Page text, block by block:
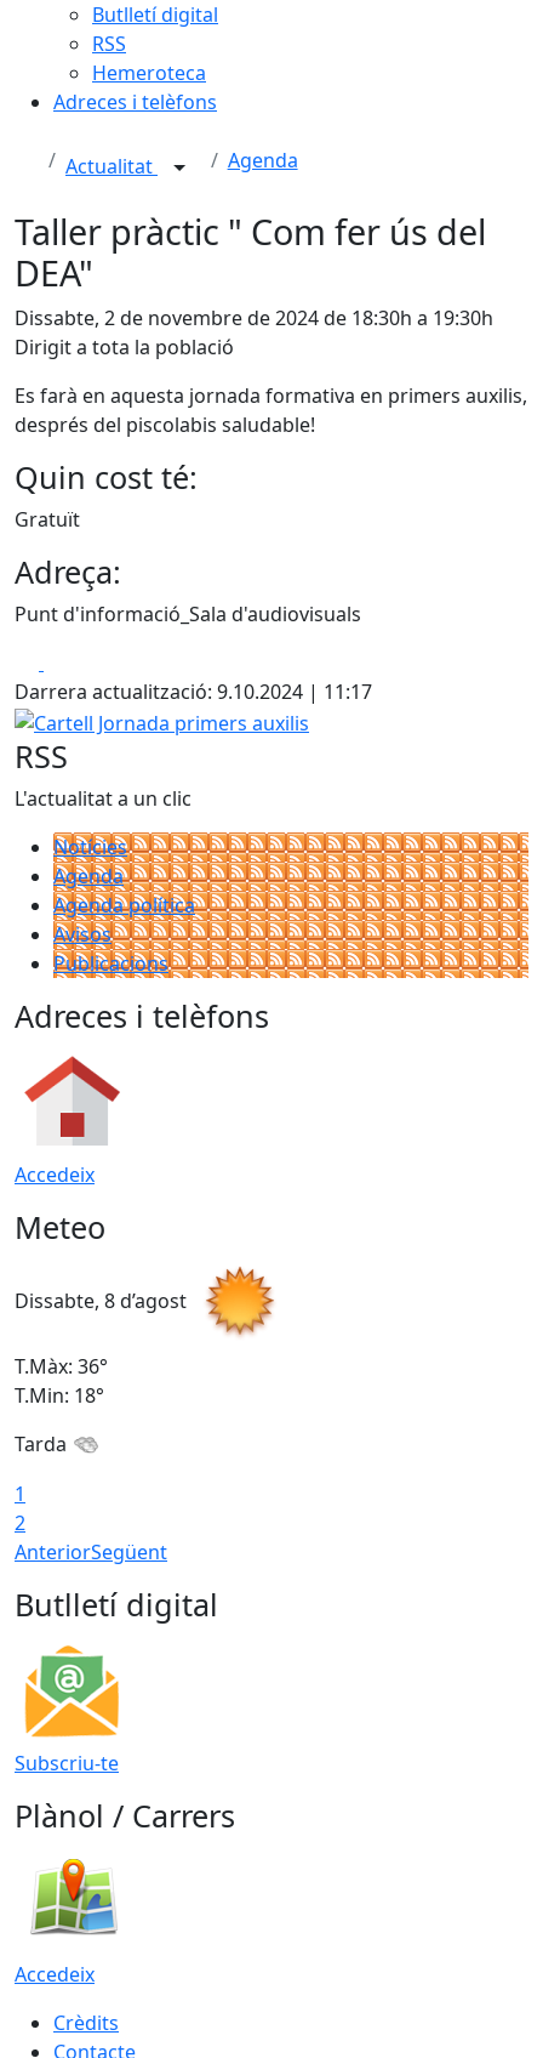
Butlletí digital
RSS
Hemeroteca
Adreces i telèfons
Actualitat Agenda
Taller pràctic " Com fer ús del
DEA"
Dissabte, 2 de novembre de 2024 de 18:30h a 19:30h
Dirigit a tota la població
Es farà en aquesta jornada formativa en primers auxilis,
després del piscolabis saludable!
Quin cost té:
Gratuït
Adreça:
Punt d'informació_Sala d'audiovisuals
Darrera actualització: 9.10.2024 | 11:17
Cartell Jornada primers auxilis
RSS
L'actualitat a un clic
Notícies
Agenda
Agenda política
Avisos
Publicacions
Adreces i telèfons
Accedeix
Meteo
Dissabte, 8 d’agost
T.Màx: 36°
T.Min: 18°
Tarda
1
2
AnteriorSegüent
Butlletí digital
Subscriu-te
Plànol / Carrers
Accedeix
Crèdits
Contacte